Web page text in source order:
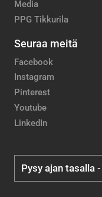
Media
PPG Tikkurila
Seuraa meitä
Facebook
Instagram
Pinterest
Youtube
LinkedIn
Pysy ajan tasalla